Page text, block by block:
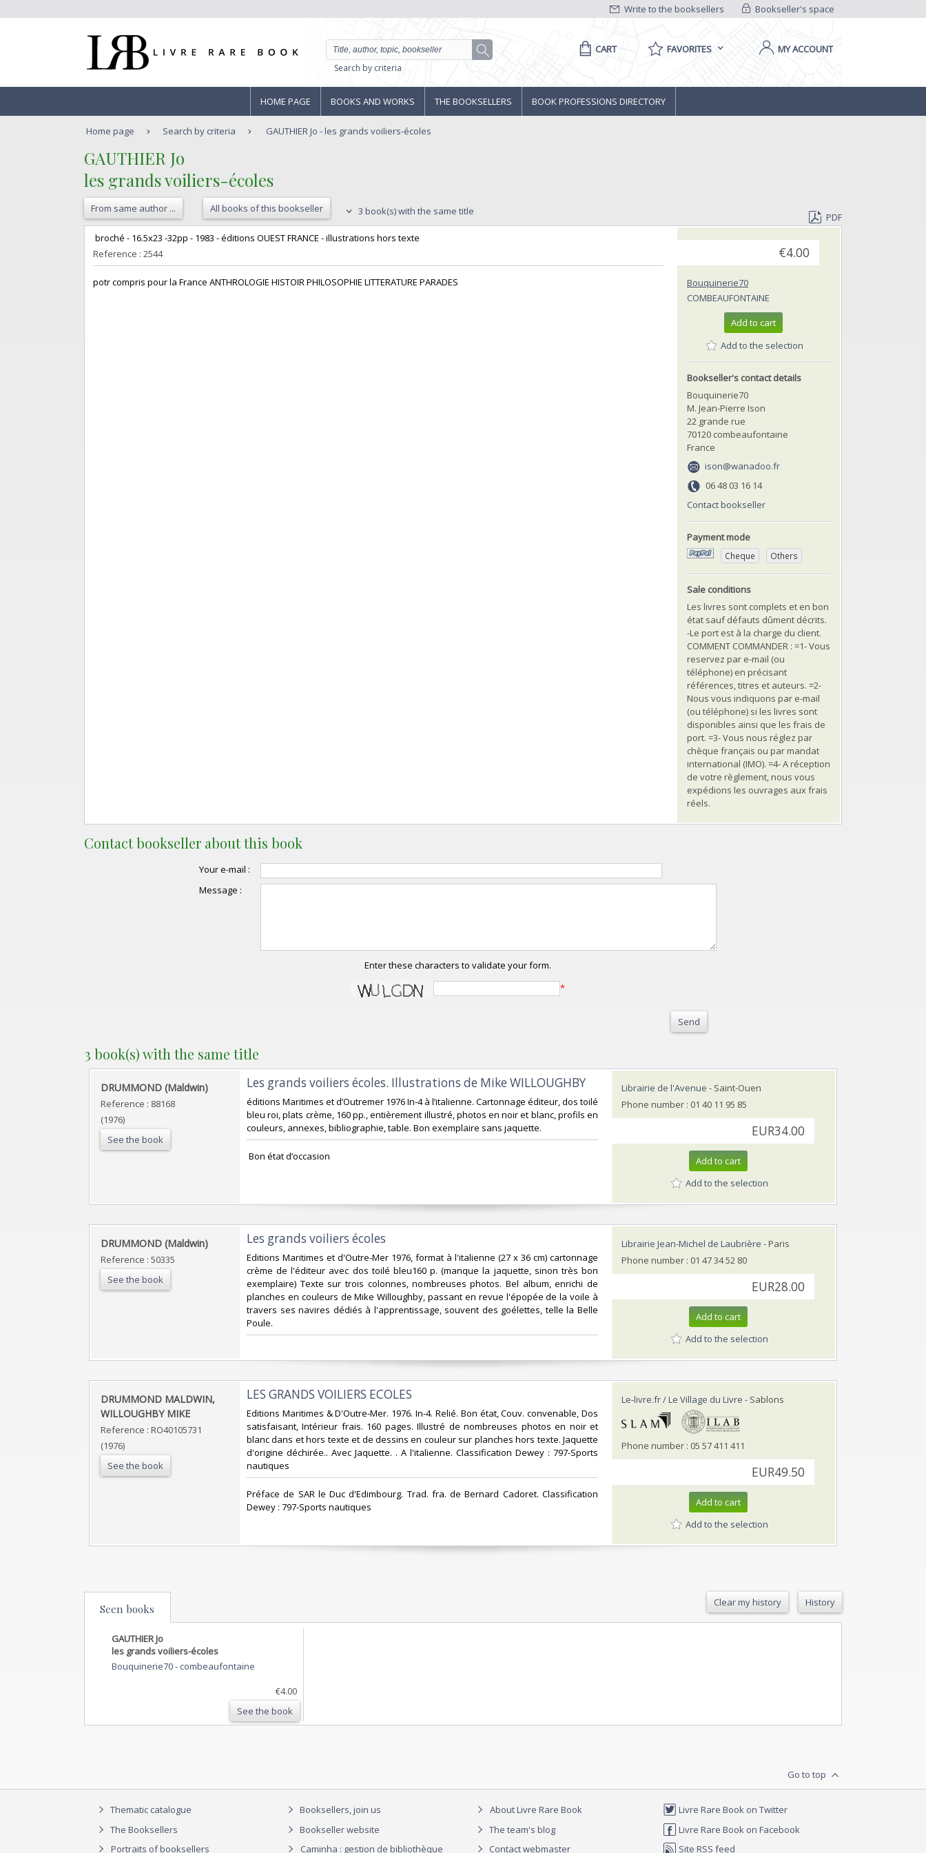
Bookseller's space
Write to the booksellers
Search by criteria
CART FAVORITES MY ACCOUNT
HOME PAGE BOOKS AND WORKS THE BOOKSELLERS BOOK PROFESSIONS DIRECTORY
Home page Search by criteria GAUTHIER Jo - les grands voiliers-écoles
‎GAUTHIER Jo‎
‎les grands voiliers-écoles‎
From same author ... All books of this bookseller 3 book(s) with the same title
PDF
‎ broché - 16.5x23 -32pp - 1983 - éditions OUEST FRANCE - illustrations hors texte‎
Reference : 2544
‎potr compris pour la France ANTHROLOGIE HISTOIR PHILOSOPHIE LITTERATURE PARADES‎
€4.00
Bouquinerie70
COMBEAUFONTAINE
Add to cart
Add to the selection
Bookseller's contact details
Bouquinerie70
M. Jean-Pierre Ison
22 grande rue
70120 combeaufontaine
France
ison@wanadoo.fr
06 48 03 16 14
Contact bookseller
Payment mode
Cheque Others
Sale conditions
Les livres sont complets et en bon
état sauf défauts dûment décrits.
-Le port est à la charge du client.
COMMENT COMMANDER : =1- Vous
reservez par e-mail (ou
téléphone) en précisant
références, titres et auteurs. =2-
Nous vous indiquons par e-mail
(ou téléphone) si les livres sont
disponibles ainsi que les frais de
port. =3- Vous nous réglez par
chèque français ou par mandat
international (IMO). =4- A réception
de votre règlement, nous vous
expédions les ouvrages aux frais
réels.
Contact bookseller about this book
Your e-mail :
Message :
Enter these characters to validate your form.
*
Send
3 book(s) with the same title
‎DRUMMOND (Maldwin)‎
Reference : 88168
(1976)
See the book
‎Les grands voiliers écoles. Illustrations de Mike WILLOUGHBY‎
‎éditions Maritimes et d’Outremer 1976 In-4 à l’italienne. Cartonnage éditeur, dos toilé
bleu roi, plats crème, 160 pp., entièrement illustré, photos en noir et blanc, profils en
couleurs, annexes, bibliographie, table. Bon exemplaire sans jaquette.‎
‎ Bon état d’occasion ‎
Librairie de l'Avenue - Saint-Ouen
Phone number : 01 40 11 95 85
EUR34.00
Add to cart
Add to the selection
‎DRUMMOND (Maldwin)‎
Reference : 50335
See the book
‎Les grands voiliers écoles‎
‎Editions Maritimes et d'Outre-Mer 1976, format à l'italienne (27 x 36 cm) cartonnage
crème de l'éditeur avec dos toilé bleu160 p. (manque la jaquette, sinon très bon
exemplaire) Texte sur trois colonnes, nombreuses photos. Bel album, enrichi de
planches en couleurs de Mike Willoughby, passant en revue l'épopée de la voile à
travers ses navires dédiés à l'apprentissage, souvent des goélettes, telle la Belle
Poule.‎
Librairie Jean-Michel de Laubrière - Paris
Phone number : 01 47 34 52 80
EUR28.00
Add to cart
Add to the selection
‎DRUMMOND MALDWIN,
WILLOUGHBY MIKE‎
Reference : RO40105731
(1976)
See the book
‎LES GRANDS VOILIERS ECOLES‎
‎Editions Maritimes & D'Outre-Mer. 1976. In-4. Relié. Bon état, Couv. convenable, Dos
satisfaisant, Intérieur frais. 160 pages. Illustré de nombreuses photos en noir et
blanc dans et hors texte et de dessins en couleur sur planches hors texte. Jaquette
d'origine déchirée.. Avec Jaquette. . A l'italienne. Classification Dewey : 797-Sports
nautiques‎
‎Préface de SAR le Duc d'Edimbourg. Trad. fra. de Bernard Cadoret. Classification
Dewey : 797-Sports nautiques‎
Le-livre.fr / Le Village du Livre - Sablons
Phone number : 05 57 411 411
EUR49.50
Add to cart
Add to the selection
Seen books Clear my history History
GAUTHIER Jo
les grands voiliers-écoles
Bouquinerie70- combeaufontaine
€4.00
See the book
Go to top
Thematic catalogue
The Booksellers
Portraits of booksellers
Booksellers, join us
Bookseller website
Caminha : gestion de bibliothèque
About Livre Rare Book
The team's blog
Contact webmaster
Livre Rare Book on Twitter
Livre Rare Book on Facebook
Site RSS feed